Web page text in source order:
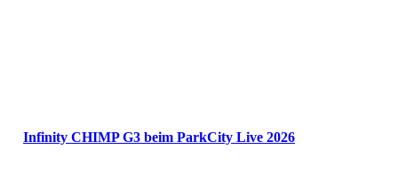
Infinity CHIMP G3 beim ParkCity Live 2026